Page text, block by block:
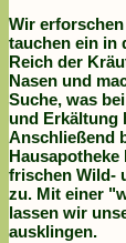
Wir
tauchen ein in
Reich der
Nasen und
Suche, was
und Erkältung
Anschließend
frischen Wild-
zu. Mit einer
lassen wir
ausklingen.